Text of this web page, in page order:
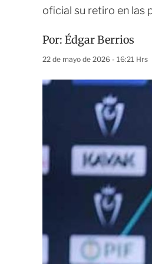
oficial su retiro en las
Por: Édgar Berrios
22 de mayo de 2026 - 16:21 Hrs